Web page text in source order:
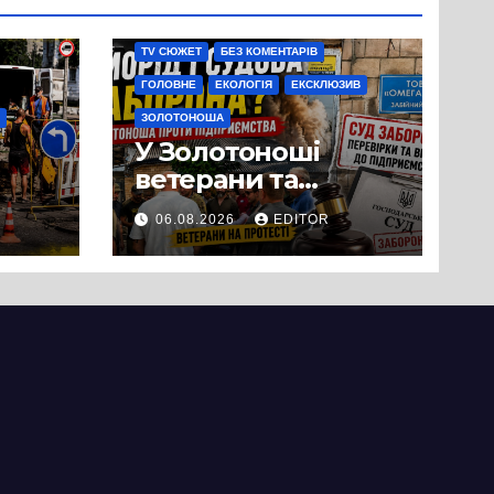
TV СЮЖЕТ БЕЗ КОМЕНТАРІВ
ГОЛОВНЕ ЕКОЛОГІЯ ЕКСКЛЮЗИВ
ЗОЛОТОНОША
У Золотоноші
ветерани та
місцеві жителі
вийшли на
протест до стін
06.08.2026 EDITOR